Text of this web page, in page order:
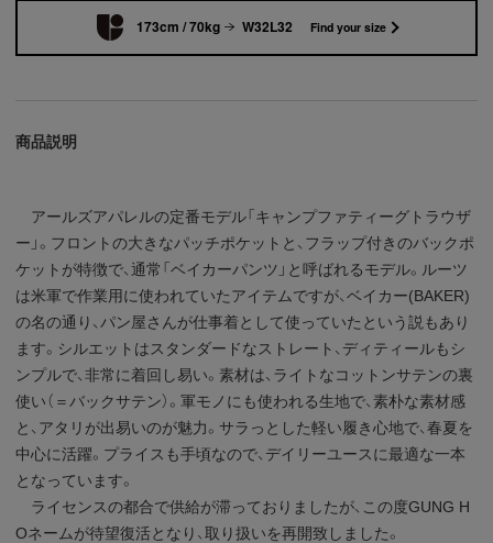
173cm / 70kg W32L32 Find your size
商品説明
アールズアパレルの定番モデル「キャンプファティーグトラウザ
ー」。フロントの大きなパッチポケットと、フラップ付きのバックポ
ケットが特徴で、通常「ベイカーパンツ」と呼ばれるモデル。ルーツ
は米軍で作業用に使われていたアイテムですが、ベイカー(BAKER)
の名の通り、パン屋さんが仕事着として使っていたという説もあり
ます。シルエットはスタンダードなストレート、ディティールもシ
ンプルで、非常に着回し易い。素材は、ライトなコットンサテンの裏
使い（＝バックサテン）。軍モノにも使われる生地で、素朴な素材感
と、アタリが出易いのが魅力。サラっとした軽い履き心地で、春夏を
中心に活躍。プライスも手頃なので、デイリーユースに最適な一本
となっています。
ライセンスの都合で供給が滞っておりましたが、この度GUNG H
Oネームが待望復活となり、取り扱いを再開致しました。